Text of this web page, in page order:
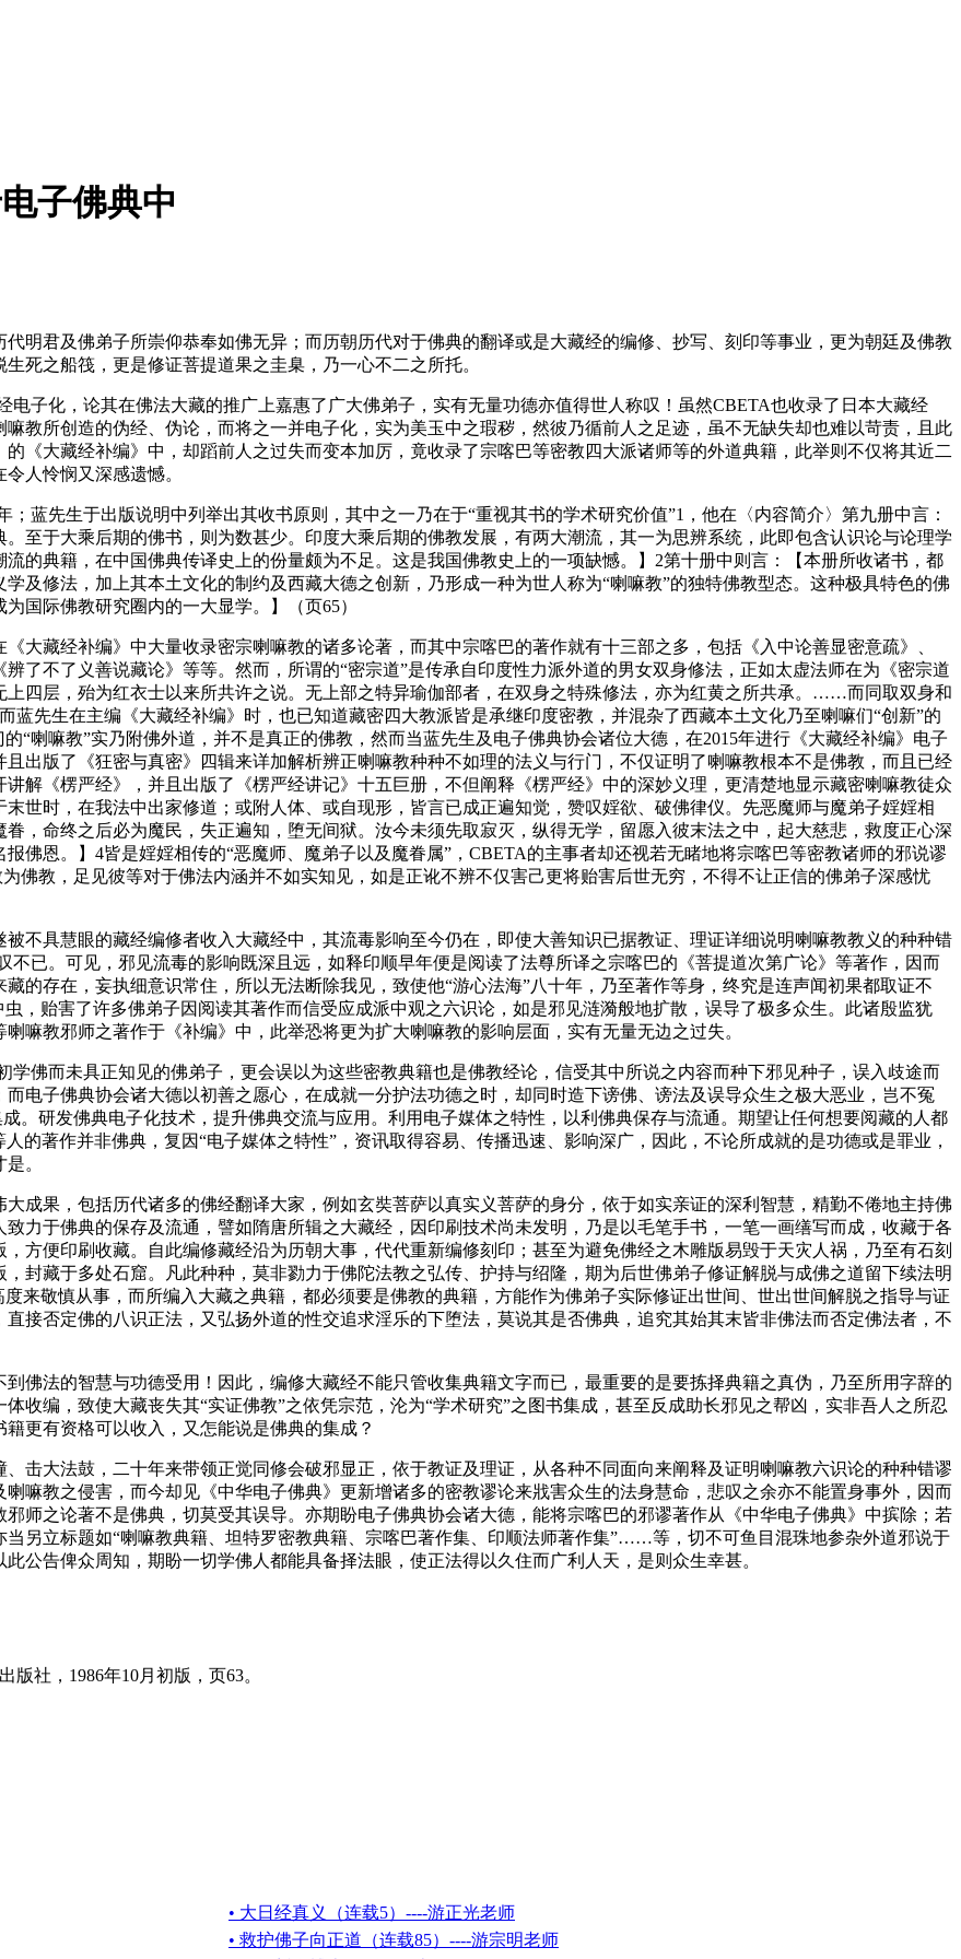
子佛典中
君及佛弟子所崇仰恭奉如佛无异；而历朝历代对于佛典的翻译或是大藏经的编修、抄写、刻印等事业，更为朝廷及佛教
死之船筏，更是修证菩提道果之圭臬，乃一心不二之所托。
子化，论其在佛法大藏的推广上嘉惠了广大佛弟子，实有无量功德亦值得世人称叹！虽然CBETA也收录了日本大藏经
教所创造的伪经、伪论，而将之一并电子化，实为美玉中之瑕秽，然彼乃循前人之足迹，虽不无缺失却也难以苛责，且此
《大藏经补编》中，却蹈前人之过失而变本加厉，竟收录了宗喀巴等密教四大派诸师等的外道典籍，此举则不仅将其近二
人怜悯又深感遗憾。
先生于出版说明中列举出其收书原则，其中之一乃在于“重视其书的学术研究价值”1，他在〈内容简介〉第九册中言：
至于大乘后期的佛书，则为数甚少。印度大乘后期的佛教发展，有两大潮流，其一为思辨系统，此即包含认识论与论理学
的典籍，在中国佛典传译史上的份量颇为不足。这是我国佛教史上的一项缺憾。】2第十册中则言：【本册所收诸书，都
及修法，加上其本土文化的制约及西藏大德之创新，乃形成一种为世人称为“喇嘛教”的独特佛教型态。这种极具特色的佛
国际佛教研究圈内的一大显学。】（页65）
藏经补编》中大量收录密宗喇嘛教的诸多论著，而其中宗喀巴的著作就有十三部之多，包括《入中论善显密意疏》、
了不了义善说藏论》等等。然而，所谓的“密宗道”是传承自印度性力派外道的男女双身修法，正如太虚法师在为《密宗道
四层，殆为红衣士以来所共许之说。无上部之特异瑜伽部者，在双身之特殊修法，亦为红黄之所共承。……而同取双身和
先生在主编《大藏经补编》时，也已知道藏密四大教派皆是承继印度密教，并混杂了西藏本土文化乃至喇嘛们“创新”的
“喇嘛教”实乃附佛外道，并不是真正的佛教，然而当蓝先生及电子佛典协会诸位大德，在2015年进行《大藏经补编》电子
出版了《狂密与真密》四辑来详加解析辨正喇嘛教种种不如理的法义与行门，不仅证明了喇嘛教根本不是佛教，而且已经
解《楞严经》，并且出版了《楞严经讲记》十五巨册，不但阐释《楞严经》中的深妙义理，更清楚地显示藏密喇嘛教徒众
世时，在我法中出家修道；或附人体、或自现形，皆言已成正遍知觉，赞叹婬欲、破佛律仪。先恶魔师与魔弟子婬婬相
，命终之后必为魔民，失正遍知，堕无间狱。汝今未须先取寂灭，纵得无学，留愿入彼末法之中，起大慈悲，救度正心深
佛恩。】4皆是婬婬相传的“恶魔师、魔弟子以及魔眷属”，CBETA的主事者却还视若无睹地将宗喀巴等密教诸师的邪说谬
佛教，足见彼等对于佛法内涵并不如实知见，如是正讹不辨不仅害己更将贻害后世无穷，不得不让正信的佛弟子深感忧
具慧眼的藏经编修者收入大藏经中，其流毒影响至今仍在，即使大善知识已据教证、理证详细说明喇嘛教教义的种种错
已。可见，邪见流毒的影响既深且远，如释印顺早年便是阅读了法尊所译之宗喀巴的《菩提道次第广论》等著作，因而
的存在，妄执细意识常住，所以无法断除我见，致使他“游心法海”八十年，乃至著作等身，终究是连声闻初果都取证不
，贻害了许多佛弟子因阅读其著作而信受应成派中观之六识论，如是邪见涟漪般地扩散，误导了极多众生。此诸殷监犹
嘛教邪师之著作于《补编》中，此举恐将更为扩大喇嘛教的影响层面，实有无量无边之过失。
而未具正知见的佛弟子，更会误以为这些密教典籍也是佛教经论，信受其中所说之内容而种下邪见种子，误入歧途而
电子佛典协会诸大德以初善之愿心，在成就一分护法功德之时，却同时造下谤佛、谤法及误导众生之极大恶业，岂不冤
。研发佛典电子化技术，提升佛典交流与应用。利用电子媒体之特性，以利佛典保存与流通。期望让任何想要阅藏的人都
的著作并非佛典，复因“电子媒体之特性”，资讯取得容易、传播迅速、影响深广，因此，不论所成就的是功德或是罪业，
。
果，包括历代诸多的佛经翻译大家，例如玄奘菩萨以真实义菩萨的身分，依于如实亲证的深利智慧，精勤不倦地主持佛
力于佛典的保存及流通，譬如隋唐所辑之大藏经，因印刷技术尚未发明，乃是以毛笔手书，一笔一画缮写而成，收藏于各
方便印刷收藏。自此编修藏经沿为历朝大事，代代重新编修刻印；甚至为避免佛经之木雕版易毁于天灾人祸，乃至有石刻
封藏于多处石窟。凡此种种，莫非勠力于佛陀法教之弘传、护持与绍隆，期为后世佛弟子修证解脱与成佛之道留下续法明
来敬慎从事，而所编入大藏之典籍，都必须要是佛教的典籍，方能作为佛弟子实际修证出世间、世出世间解脱之指导与证
接否定佛的八识正法，又弘扬外道的性交追求淫乐的下堕法，莫说其是否佛典，追究其始其末皆非佛法而否定佛法者，不
法的智慧与功德受用！因此，编修大藏经不能只管收集典籍文字而已，最重要的是要拣择典籍之真伪，乃至所用字辞的
收编，致使大藏丧失其“实证佛教”之依凭宗范，沦为“学术研究”之图书集成，甚至反成助长邪见之帮凶，实非吾人之所忍
更有资格可以收入，又怎能说是佛典的集成？
大法鼓，二十年来带领正觉同修会破邪显正，依于教证及理证，从各种不同面向来阐释及证明喇嘛教六识论的种种错谬
嘛教之侵害，而今却见《中华电子佛典》更新增诸多的密教谬论来戕害众生的法身慧命，悲叹之余亦不能置身事外，因而
师之论著不是佛典，切莫受其误导。亦期盼电子佛典协会诸大德，能将宗喀巴的邪谬著作从《中华电子佛典》中摈除；若
另立标题如“喇嘛教典籍、坦特罗密教典籍、宗喀巴著作集、印顺法师著作集”……等，切不可鱼目混珠地参杂外道邪说于
公告俾众周知，期盼一切学佛人都能具备择法眼，使正法得以久住而广利人天，是则众生幸甚。
社，1986年10月初版，页63。
• 大日经真义（连载5）----游正光老师
• 救护佛子向正道（连载85）----游宗明老师